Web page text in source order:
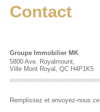
Contact
Groupe Immobilier MK
5800 Ave. Royalmount,
Ville Mont Royal, QC H4P1K5
Remplissez et envoyez-nous